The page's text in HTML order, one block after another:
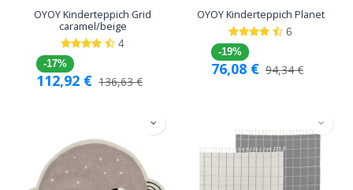
OYOY Kinderteppich Grid
caramel/beige
4
-17%
112,92 € 136,63€
OYOY Kinderteppich Planet
6
-19%
76,08 € 94,34€